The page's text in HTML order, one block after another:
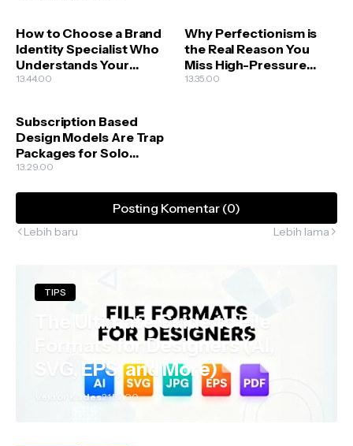
How to Choose a Brand
Identity Specialist Who
Understands Your
Business Goals
13.44.00
Why Perfectionism is
the Real Reason You
Miss High-Pressure
Creative Deadlines
13.35.00
Subscription Based
Design Models Are Trap
Packages for Solo
Creators
13.29.00
Posting Komentar (0)
Lebih baru Lebih lama
TIPS
The Ultimate Guide to File
Formats for Designers (AI,
SVG, EPS, and More)
Vektor Kades21.52.00